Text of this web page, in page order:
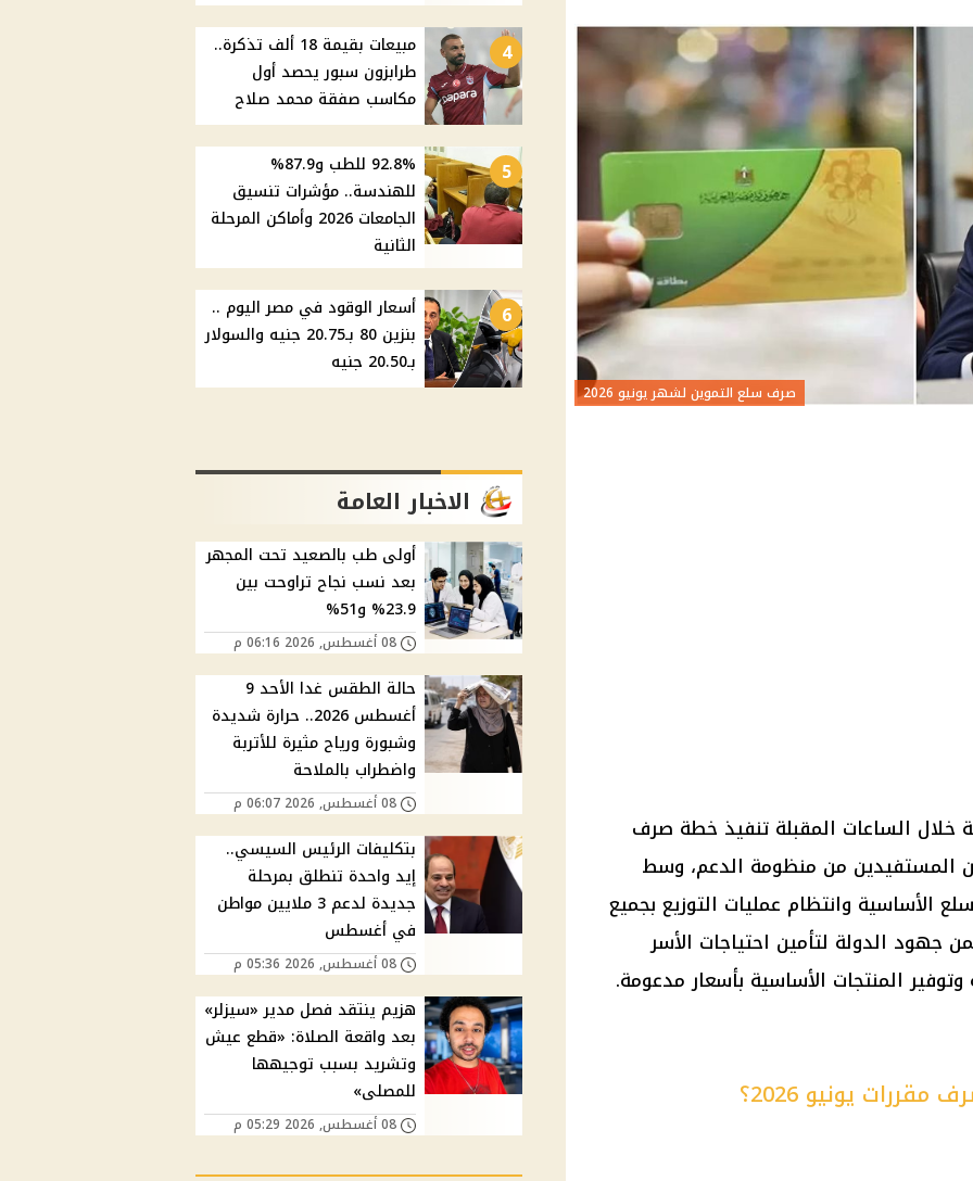
صرف سلع التموين لشهر يونيو 2026
خلال الساعات المقبلة تنفيذ خطة صرف
2026 للمواطنين المستفيدين من منظومة الدعم، وسط
الأساسية وانتظام عمليات التوزيع بجميع
الدولة لتأمين احتياجات الأسر
المنتجات الأساسية بأسعار مدعومة.
يونيو 2026؟
4
مبيعات بقيمة 18 ألف تذكرة..
طرابزون سبور يحصد أول
مكاسب صفقة محمد صلاح
5
92.8% للطب و87.9%
للهندسة.. مؤشرات تنسيق
الجامعات 2026 وأماكن المرحلة
الثانية
6
أسعار الوقود في مصر اليوم ..
بنزين 80 بـ20.75 جنيه والسولار
بـ20.50 جنيه
الاخبار العامة
أولى طب بالصعيد تحت المجهر
بعد نسب نجاح تراوحت بين
23.9% و51%
08 أغسطس, 2026 06:16 م
حالة الطقس غدا الأحد 9
أغسطس 2026.. حرارة شديدة
وشبورة ورياح مثيرة للأتربة
واضطراب بالملاحة
08 أغسطس, 2026 06:07 م
بتكليفات الرئيس السيسي..
إيد واحدة تنطلق بمرحلة
جديدة لدعم 3 ملايين مواطن
في أغسطس
08 أغسطس, 2026 05:36 م
هزيم ينتقد فصل مدير «سيزلر»
بعد واقعة الصلاة: «قطع عيش
وتشريد بسبب توجيهها
للمصلى»
08 أغسطس, 2026 05:29 م